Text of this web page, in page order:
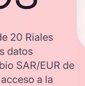
20 Riales
datos
SAR/EUR de
a la